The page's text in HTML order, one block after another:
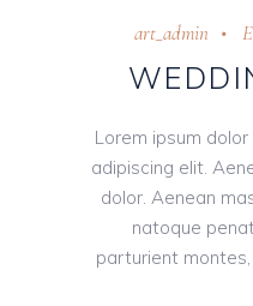
art_admin
Lorem ipsum
adipiscing elit.
dolor. Aenean
natoque
parturient